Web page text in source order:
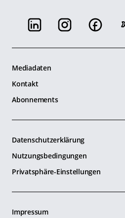
Mediadaten
Kontakt
Abonnements
Datenschutzerklärung
Nutzungsbedingungen
Privatsphäre-Einstellungen
Impressum